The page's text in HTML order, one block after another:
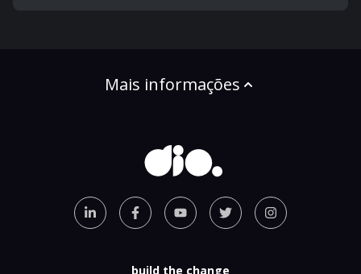
Mais informações
build the change